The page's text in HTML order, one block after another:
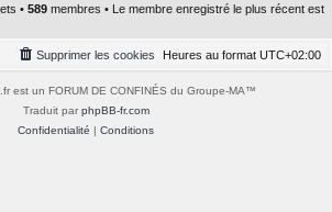
• 589 membres • Le membre enregistré le plus récent est
Heures au format UTC+02:00
Supprimer les cookies
est un FORUM DE CONFINÉS du Groupe-MA™
Traduit par phpBB-fr.com
Confidentialité | Conditions